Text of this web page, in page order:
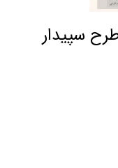
طرح سپیدار